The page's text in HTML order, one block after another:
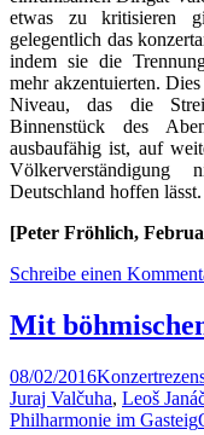
etwas zu kritisieren
gelegentlich das
indem sie die
mehr akzentuierten.
Niveau, das die
Binnenstück des
ausbaufähig ist, auf
Deutschland hoffen lässt.
[Peter Fröhlich,
Schreibe einen
Mit
08/02/2016
Juraj Valčuha, Leoš
Philharmonie im Gasteig